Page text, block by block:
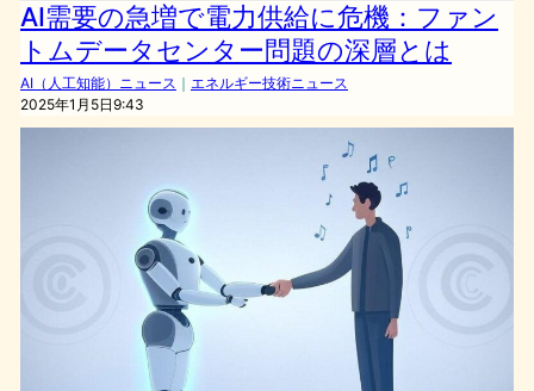
AI需要の急増で電力供給に危機：ファン
トムデータセンター問題の深層とは
AI（人工知能）ニュース ｜ エネルギー技術ニュース
2025年1月5日9:43